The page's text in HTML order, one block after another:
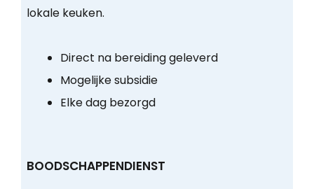
lokale keuken.
Direct na bereiding geleverd
Mogelijke subsidie
Elke dag bezorgd
BOODSCHAPPENDIENST